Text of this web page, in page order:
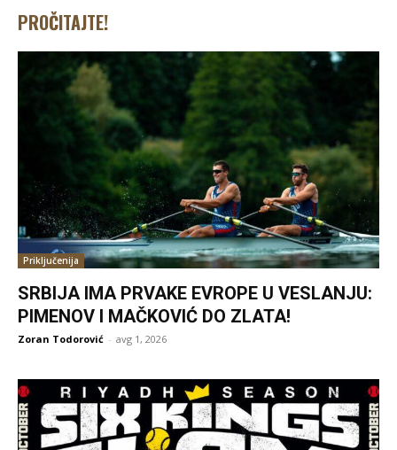
PROČITAJTE!
Priključenija
SRBIJA IMA PRVAKE EVROPE U VESLANJU:
PIMENOV I MAČKOVIĆ DO ZLATA!
Zoran Todorović - avg 1, 2026